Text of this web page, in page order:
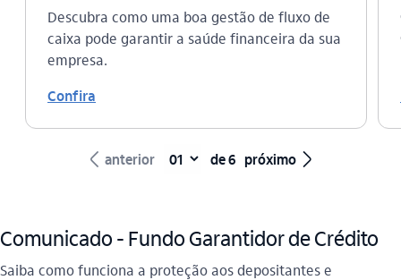
Descubra como uma boa gestão de fluxo de
caixa pode garantir a saúde financeira da sua
empresa.
Confira
seta_esquerda anterior de 6 próximo seta_direita
Comunicado - Fundo Garantidor de Crédito
Saiba como funciona a proteção aos depositantes e